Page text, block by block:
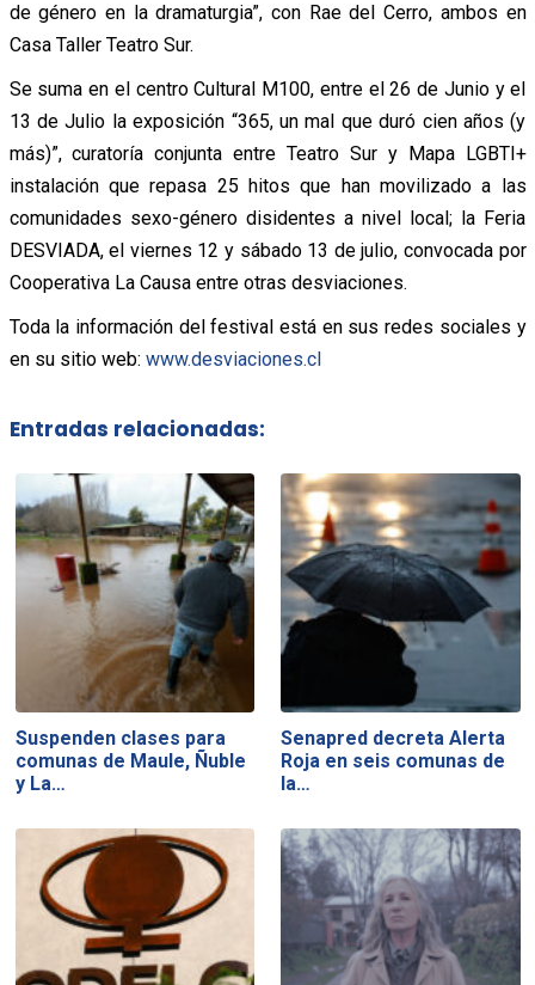
de género en la dramaturgia”, con Rae del Cerro, ambos en
Casa Taller Teatro Sur.
Se suma en el centro Cultural M100, entre el 26 de Junio y el
13 de Julio la exposición “365, un mal que duró cien años (y
más)”, curatoría conjunta entre Teatro Sur y Mapa LGBTI+
instalación que repasa 25 hitos que han movilizado a las
comunidades sexo-género disidentes a nivel local; la Feria
DESVIADA, el viernes 12 y sábado 13 de julio, convocada por
Cooperativa La Causa entre otras desviaciones.
Toda la información del festival está en sus redes sociales y
en su sitio web: www.desviaciones.cl
Entradas relacionadas:
Suspenden clases para
comunas de Maule, Ñuble
y La…
Senapred decreta Alerta
Roja en seis comunas de
la…